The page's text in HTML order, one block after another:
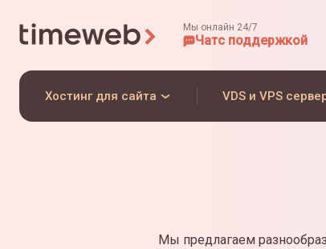
Мы онлайн 24/7
Чатс поддержкой
Хостинг для сайта VDS и VPS
Мы предлагаем